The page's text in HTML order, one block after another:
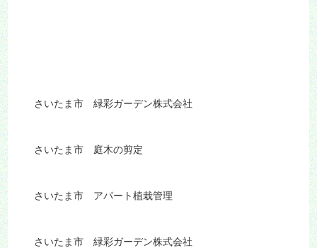
さいたま市 緑彩ガーデン株式会社
さいたま市 庭木の剪定
さいたま市 アパート植栽管理
さいたま市 緑彩ガーデン株式会社